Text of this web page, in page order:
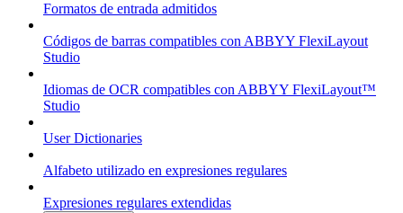
Formatos de entrada admitidos
Códigos de barras compatibles con ABBYY FlexiLayout
Studio
Idiomas de OCR compatibles con ABBYY FlexiLayout™
Studio
User Dictionaries
Alfabeto utilizado en expresiones regulares
Expresiones regulares extendidas